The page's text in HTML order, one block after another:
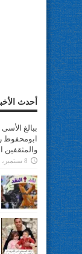
أحدث
ببالغ
والمثقفين
8 سبتمبر، 2025